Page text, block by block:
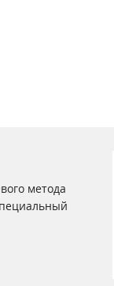
метода